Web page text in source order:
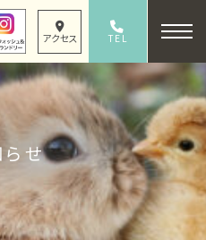
アクセス TEL079-436-8330
らせ